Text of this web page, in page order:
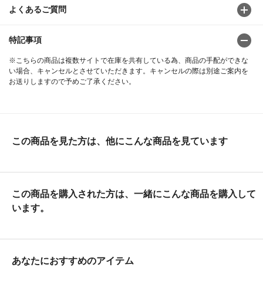
よくあるご質問
特記事項
※こちらの商品は複数サイトで在庫を共有している為、商品の手配ができな
い場合、キャンセルとさせていただきます。キャンセルの際は別途ご案内を
お送りしますので予めご了承ください。
この商品を見た方は、他にこんな商品を見ています
この商品を購入された方は、一緒にこんな商品を購入して
います。
あなたにおすすめのアイテム